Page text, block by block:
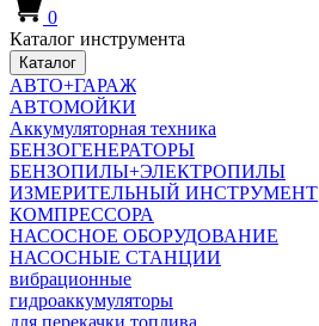
0
Каталог инструмента
Каталог
АВТО+ГАРАЖ
АВТОМОЙКИ
Аккумуляторная техника
БЕНЗОГЕНЕРАТОРЫ
БЕНЗОПИЛЫ+ЭЛЕКТРОПИЛЫ
ИЗМЕРИТЕЛЬНЫЙ ИНСТРУМЕНТ
КОМПРЕССОРА
НАСОСНОЕ ОБОРУДОВАНИЕ
НАСОСНЫЕ СТАНЦИИ
вибрационные
гидроаккумуляторы
для перекачки топлива